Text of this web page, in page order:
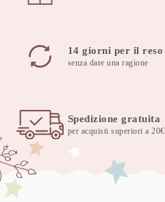
14 giorni per il reso
senza dare una ragione
Spedizione gratuita
per acquisti superiori a 20€